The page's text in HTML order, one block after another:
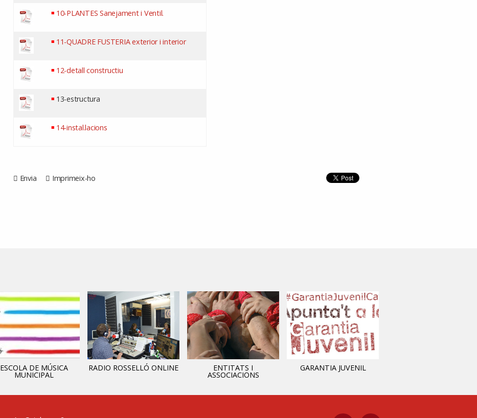
10-PLANTES Sanejament i Ventil.
11-QUADRE FUSTERIA exterior i interior
12-detall constructiu
13-estructura
14-instal.lacions
Envia Imprimeix-ho
ESCOLA DE MÚSICA
MUNICIPAL
RADIO ROSSELLÓ ONLINE ENTITATS I
ASSOCIACIONS
GARANTIA JUVENIL